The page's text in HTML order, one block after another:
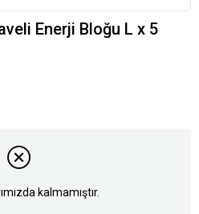
Enerji Bloğu L x 5
kalmamıştır.